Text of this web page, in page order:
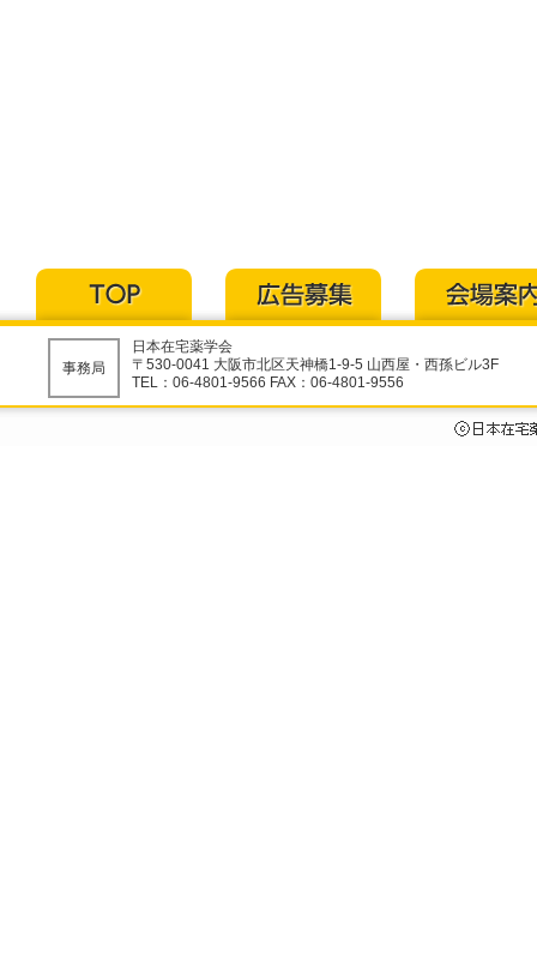
事務局
日本在宅薬学会
〒530-0041 大阪市北区天神橋1-9-5 山西屋・西孫ビル3F
TEL：06-4801-9566 FAX：06-4801-9556